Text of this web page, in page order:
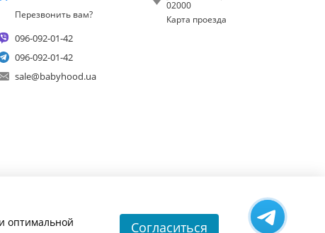
Перезвонить вам?
096-092-01-42
096-092-01-42
sale@babyhood.ua
02000
Карта проезда
оптимальной
Согласиться